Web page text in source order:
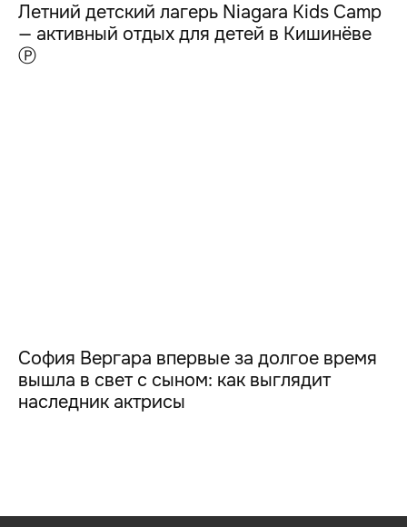
Летний детский лагерь Niagara Kids Camp
— активный отдых для детей в Кишинёве
Ⓟ
София Вергара впервые за долгое время
вышла в свет с сыном: как выглядит
наследник актрисы